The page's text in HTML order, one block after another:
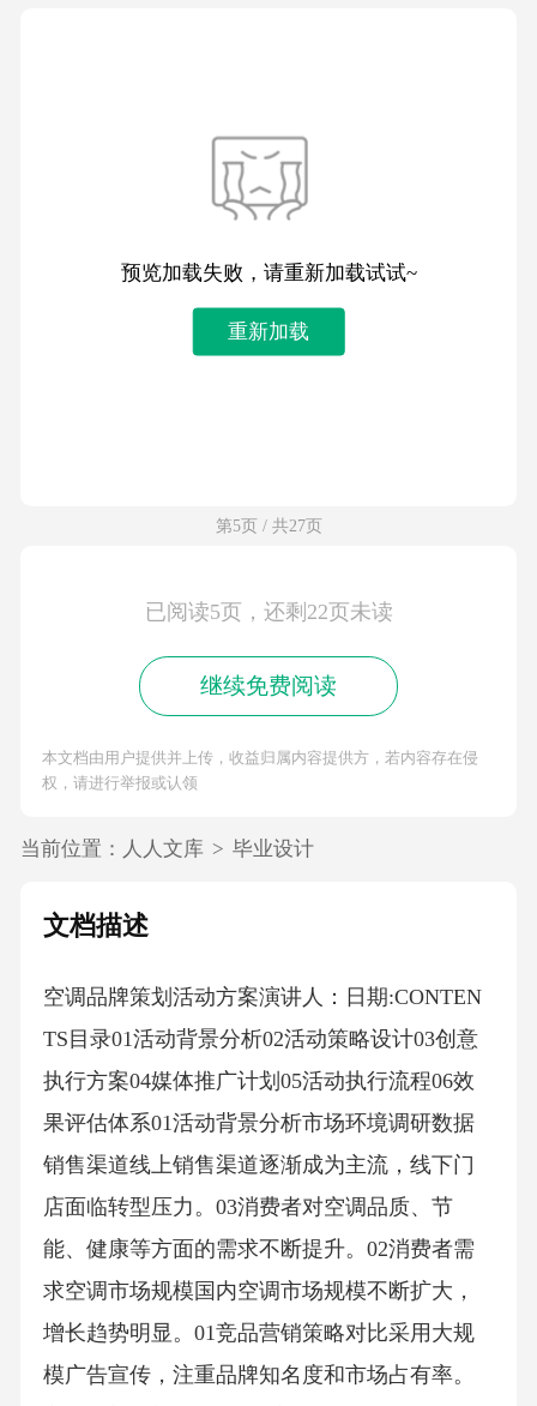
预览加载失败，请重新加载试试~
重新加载
第5页 / 共27页
已阅读5页，还剩22页未读
继续免费阅读
本文档由用户提供并上传，收益归属内容提供方，若内容存在侵
权，请进行举报或认领
当前位置： 人人文库 > 毕业设计
文档描述
空调品牌策划活动方案演讲人：日期:CONTEN
TS目录01活动背景分析02活动策略设计03创意
执行方案04媒体推广计划05活动执行流程06效
果评估体系01活动背景分析市场环境调研数据
销售渠道线上销售渠道逐渐成为主流，线下门
店面临转型压力。03消费者对空调品质、节
能、健康等方面的需求不断提升。02消费者需
求空调市场规模国内空调市场规模不断扩大，
增长趋势明显。01竞品营销策略对比采用大规
模广告宣传，注重品牌知名度和市场占有率。